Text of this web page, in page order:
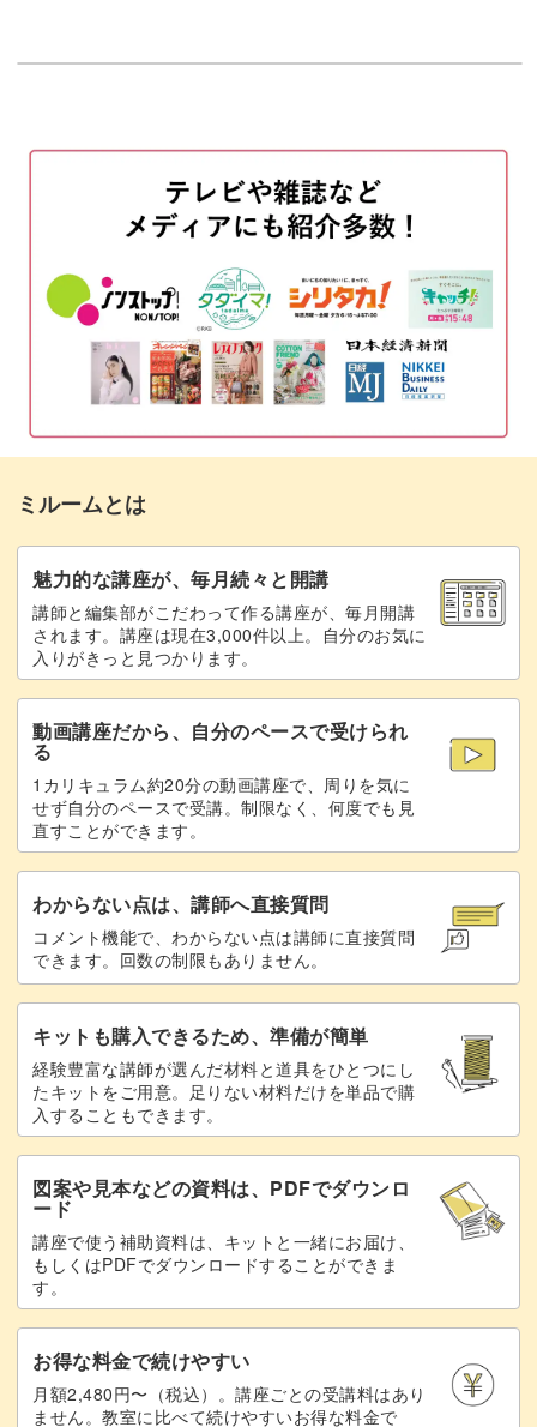
マーブル模様の作り方
スワイプ模様の作り方
ホログラムやストーンをのせる 23:13
トップジェルを塗布する
未硬化ジェルを拭き取って形を整える
完成♪ 35:06
ミルームとは
魅力的な講座が、毎月続々と開講
講師と編集部がこだわって作る講座が、毎月開講
されます。講座は現在3,000件以上。自分のお気に
入りがきっと見つかります。
動画講座だから、自分のペースで受けられ
る
1カリキュラム約20分の動画講座で、周りを気に
せず自分のペースで受講。制限なく、何度でも見
直すことができます。
わからない点は、講師へ直接質問
コメント機能で、わからない点は講師に直接質問
できます。回数の制限もありません。
キットも購入できるため、準備が簡単
経験豊富な講師が選んだ材料と道具をひとつにし
たキットをご用意。足りない材料だけを単品で購
入することもできます。
図案や見本などの資料は、PDFでダウンロ
ード
講座で使う補助資料は、キットと一緒にお届け、
もしくはPDFでダウンロードすることができま
す。
お得な料金で続けやすい
月額2,480円〜（税込）。講座ごとの受講料はあり
ません。教室に比べて続けやすいお得な料金で